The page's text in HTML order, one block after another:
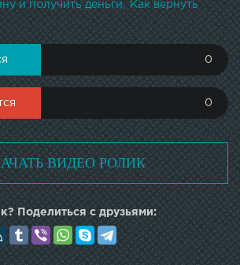
и получить деньги
Как вернуть
0
0
ВИДЕО РОЛИК
Поделиться с друзьями: